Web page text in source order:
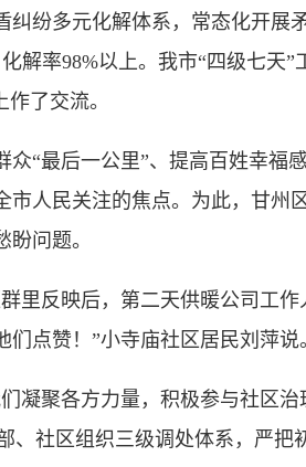
纷多元化解体系，常态化开展
解率98%以上。我市“四级七天
了交流。
最后一公里”、提高百姓幸福
人民关注的焦点。为此，甘州
问题。
反映后，第二天供暖公司工作
点赞！”小寺庙社区居民刘萍说
聚各方力量，积极参与社区治
、社区组织三级调处体系，严